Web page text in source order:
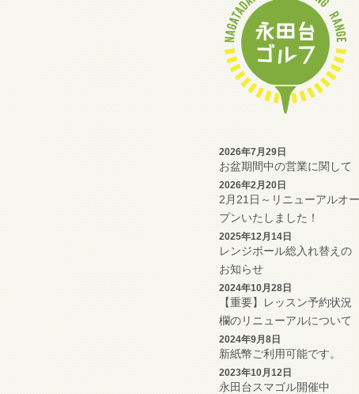
2026年7月29日
お盆期間中の営業に関して
2026年2月20日
2月21日～リニューアルオー
プンいたしました！
2025年12月14日
レンジボール総入れ替えの
お知らせ
2024年10月28日
【重要】レッスン予約状況
欄のリニューアルについて
2024年9月8日
新紙幣ご利用可能です。
2023年10月12日
永田台スマゴル開催中